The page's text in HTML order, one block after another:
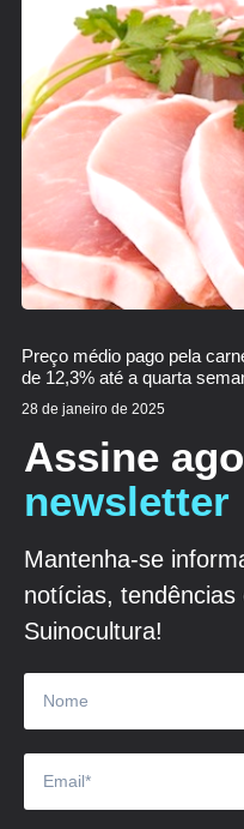
Preço médio pago pela
de 12,3% até a quarta
28 de janeiro de 2025
Assine
newsletter
Mantenha-se
notícias, tendências
Suinocultura!